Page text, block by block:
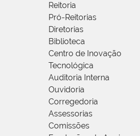
Reitoria
Pró-Reitorias
Diretorias
Biblioteca
Centro de Inovação
Tecnológica
Auditoria Interna
Ouvidoria
Corregedoria
Assessorias
Comissões